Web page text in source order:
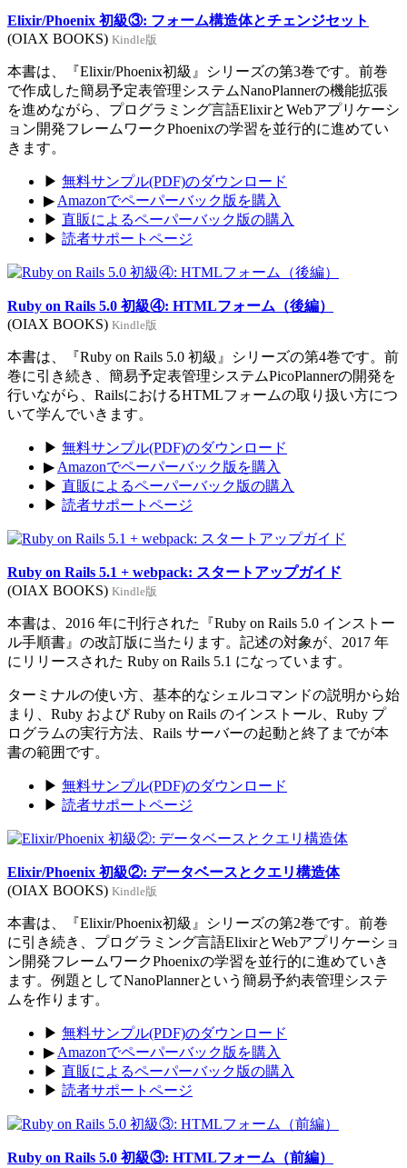
Elixir/Phoenix 初級③: フォーム構造体とチェンジセット
(OIAX BOOKS) Kindle版
本書は、『Elixir/Phoenix初級』シリーズの第3巻です。前巻
で作成した簡易予定表管理システムNanoPlannerの機能拡張
を進めながら、プログラミング言語ElixirとWebアプリケーシ
ョン開発フレームワークPhoenixの学習を並行的に進めてい
きます。
▶ 無料サンプル(PDF)のダウンロード
▶ Amazonでペーパーバック版を購入
▶ 直販によるペーパーバック版の購入
▶ 読者サポートページ
Ruby on Rails 5.0 初級④: HTMLフォーム（後編）
(OIAX BOOKS) Kindle版
本書は、『Ruby on Rails 5.0 初級』シリーズの第4巻です。前
巻に引き続き、簡易予定表管理システムPicoPlannerの開発を
行いながら、RailsにおけるHTMLフォームの取り扱い方につ
いて学んでいきます。
▶ 無料サンプル(PDF)のダウンロード
▶ Amazonでペーパーバック版を購入
▶ 直販によるペーパーバック版の購入
▶ 読者サポートページ
Ruby on Rails 5.1 + webpack: スタートアップガイド
(OIAX BOOKS) Kindle版
本書は、2016 年に刊行された『Ruby on Rails 5.0 インストー
ル手順書』の改訂版に当たります。記述の対象が、2017 年
にリリースされた Ruby on Rails 5.1 になっています。
ターミナルの使い方、基本的なシェルコマンドの説明から始
まり、Ruby および Ruby on Rails のインストール、Ruby プ
ログラムの実行方法、Rails サーバーの起動と終了までが本
書の範囲です。
▶ 無料サンプル(PDF)のダウンロード
▶ 読者サポートページ
Elixir/Phoenix 初級②: データベースとクエリ構造体
(OIAX BOOKS) Kindle版
本書は、『Elixir/Phoenix初級』シリーズの第2巻です。前巻
に引き続き、プログラミング言語ElixirとWebアプリケーショ
ン開発フレームワークPhoenixの学習を並行的に進めていき
ます。例題としてNanoPlannerという簡易予約表管理システ
ムを作ります。
▶ 無料サンプル(PDF)のダウンロード
▶ Amazonでペーパーバック版を購入
▶ 直販によるペーパーバック版の購入
▶ 読者サポートページ
Ruby on Rails 5.0 初級③: HTMLフォーム（前編）